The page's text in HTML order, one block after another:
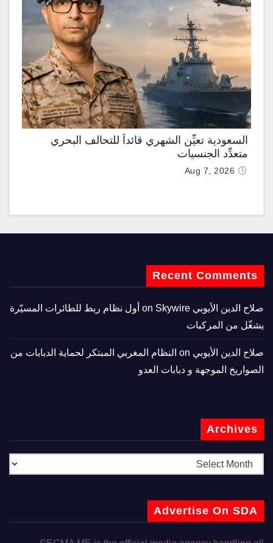
السعودية تعيِّن الشهري قائداً للتحالف البحري
متعدِّد الجنسيات
Aug 7, 2026
Recent Comments
صلاح الدين الأيوبي
Skywire أول نظام ربط للطائرات المسيّرة
يشغّل من المركبات
صلاح الدين الأيوبي
النظام المغربي المبتكر لحماية الدبابات من
الصواريخ الموجهة و دبابات العدو
Archives
Advertise On SDA